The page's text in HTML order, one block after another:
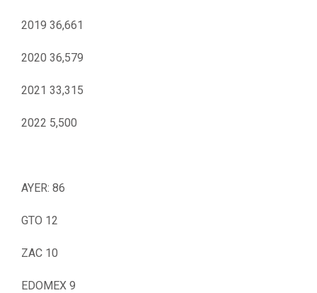
2019 36,661
2020 36,579
2021 33,315
2022 5,500
AYER: 86
GTO 12
ZAC 10
EDOMEX 9